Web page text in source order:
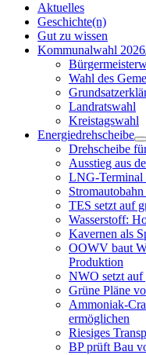
Aktuelles
Geschichte(n)
Gut zu wissen
Kommunalwahl 2026
Wahl des
Landratswahl
Kreistagswahl
Energiedrehscheibe
Drehscheibe
Ausstieg aus
LNG-Terminal
TES setzt auf
Wasserstoff:
Kavernen als
OOWV baut
Produktion
NWO setzt auf
Grüne Pläne
Ammoniak-
ermöglichen
Riesiges
BP prüft Bau